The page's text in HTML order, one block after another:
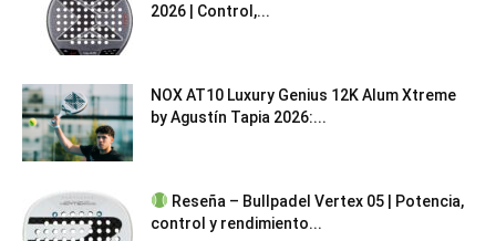
2026 | Control,...
NOX AT10 Luxury Genius 12K Alum Xtreme
by Agustín Tapia 2026:...
Reseña – Bullpadel Vertex 05 | Potencia,
control y rendimiento...